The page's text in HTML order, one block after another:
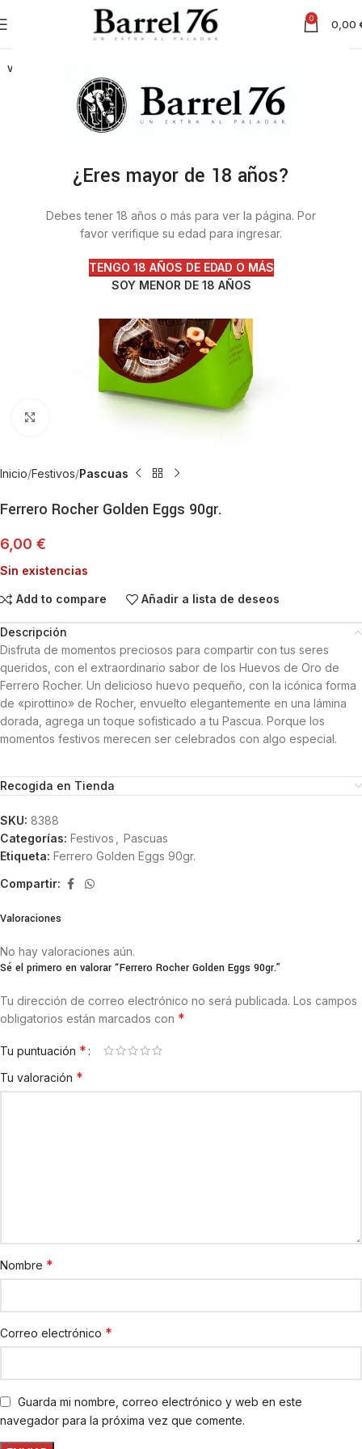
¿Eres mayor de 18 años?
Debes tener 18 años o más para ver la página. Por
favor verifique su edad para ingresar.
TENGO 18 AÑOS DE EDAD O MÁS
SOY MENOR DE 18 AÑOS
0 0,00
VENDI
Haga Click para agrandar
Inicio Festivos Pascuas
Ferrero Rocher Golden Eggs 90gr.
6,00 €
Sin existencias
Add to compare Añadir a lista de deseos
Descripción
Disfruta de momentos preciosos para compartir con tus seres
queridos, con el extraordinario sabor de los Huevos de Oro de
Ferrero Rocher. Un delicioso huevo pequeño, con la icónica forma
de «pirottino» de Rocher, envuelto elegantemente en una lámina
dorada, agrega un toque sofisticado a tu Pascua. Porque los
momentos festivos merecen ser celebrados con algo especial.
Recogida en Tienda
SKU: 8388
Categorías: Festivos
Pascuas
Etiqueta: Ferrero Golden Eggs 90gr.
Compartir:
Valoraciones
No hay valoraciones aún.
Sé el primero en valorar “Ferrero Rocher Golden Eggs 90gr.”
Tu dirección de correo electrónico no será publicada. Los campos
obligatorios están marcados con *
Tu puntuación *
Tu valoración *
Nombre *
Correo electrónico *
Guarda mi nombre, correo electrónico y web en este
navegador para la próxima vez que comente.